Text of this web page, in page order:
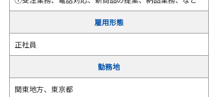
雇用形態
正社員
勤務地
関東地方、東京都